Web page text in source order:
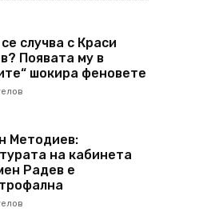
случва с Краси
Появата му в
шокира феновете
Методиев:
на кабинета
Радев е